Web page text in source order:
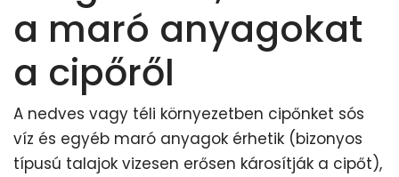
a maró anyagokat
a cipőről
A nedves vagy téli környezetben cipőnket sós
víz és egyéb maró anyagok érhetik (bizonyos
típusú talajok vizesen erősen károsítják a cipőt),